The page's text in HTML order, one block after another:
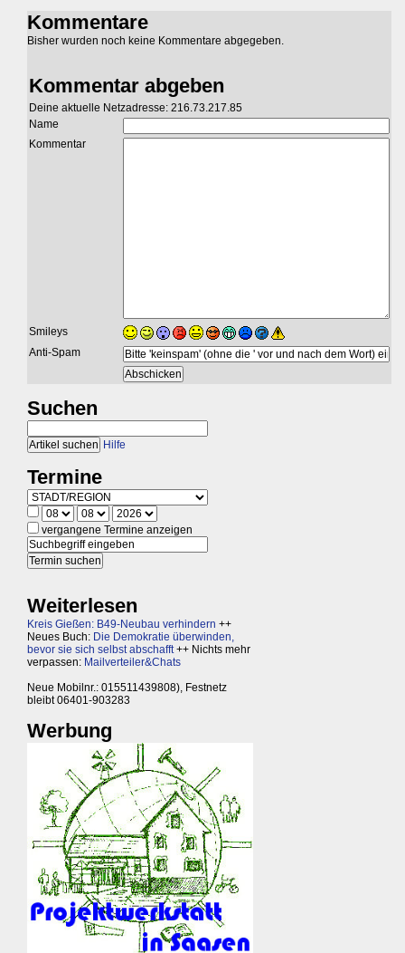
Kommentare
Bisher wurden noch keine Kommentare abgegeben.
Kommentar abgeben
Deine aktuelle Netzadresse: 216.73.217.85
Name
Kommentar
Smileys
Anti-Spam
Suchen
Hilfe
Termine
vergangene Termine anzeigen
Weiterlesen
Kreis Gießen: B49-Neubau verhindern ++
Neues Buch: Die Demokratie überwinden,
bevor sie sich selbst abschafft++ Nichts mehr
verpassen: Mailverteiler&Chats
Neue Mobilnr.: 015511439808), Festnetz
bleibt 06401-903283
Werbung